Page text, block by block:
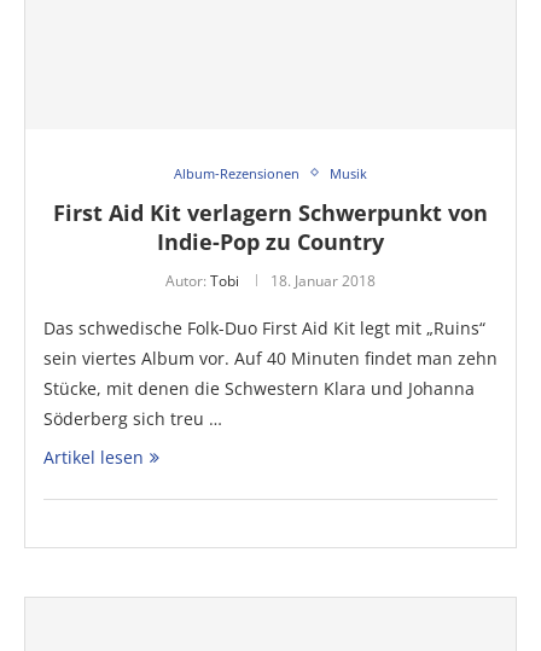
Album-Rezensionen Musik
First Aid Kit verlagern Schwerpunkt von
Indie-Pop zu Country
Autor: Tobi 18. Januar 2018
Das schwedische Folk-Duo First Aid Kit legt mit „Ruins“
sein viertes Album vor. Auf 40 Minuten findet man zehn
Stücke, mit denen die Schwestern Klara und Johanna
Söderberg sich treu …
Artikel lesen